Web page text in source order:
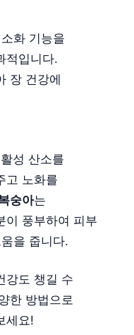
화 기능을
적입니다.
장 건강에
성 산소를
고 노화를
숭아는
이 풍부하여 피부
을 줍니다.
강도 챙길 수
한 방법으로
세요!